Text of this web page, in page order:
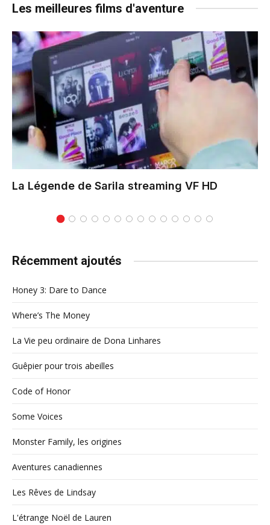
Les meilleures films d'aventure
La Légende de Sarila streaming VF HD
Récemment ajoutés
Honey 3: Dare to Dance
Where’s The Money
La Vie peu ordinaire de Dona Linhares
Guêpier pour trois abeilles
Code of Honor
Some Voices
Monster Family, les origines
Aventures canadiennes
Les Rêves de Lindsay
L'étrange Noël de Lauren